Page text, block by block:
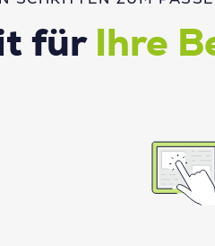
für Ihre